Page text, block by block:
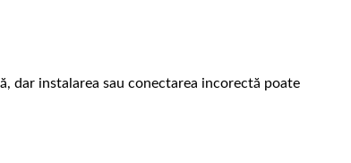
dar instalarea sau conectarea incorectă poate